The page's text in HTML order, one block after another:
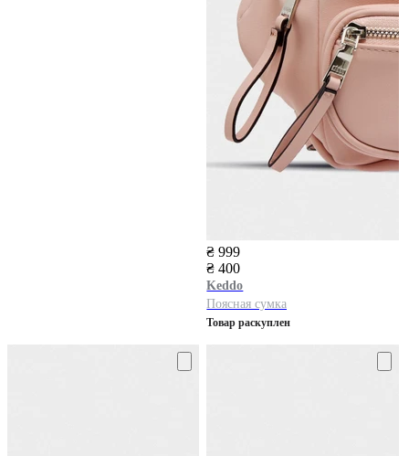
₴ 999
₴ 400
Keddo
Поясная сумка
Товар раскуплен